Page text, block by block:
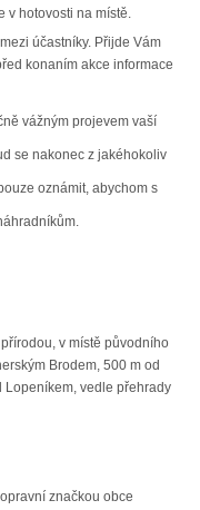
v hotovosti na místě.
účastníky. Přijde Vám
konaním akce informace
vážným projevem vaší
se nakonec z jakéhokoliv
oznámit, abychom s
v místě původního
Brodem, 500 m od
Lopeníkem, vedle přehrady
značkou obce